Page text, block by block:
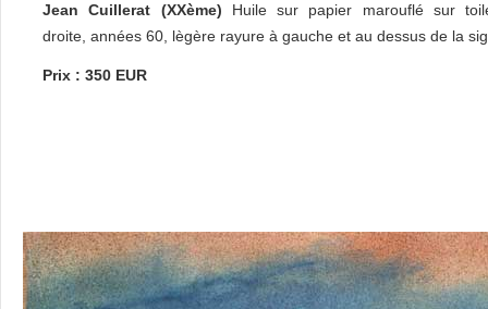
Jean Cuillerat (XXème) Huile sur papier marouflé sur
droite, années 60, lègère rayure à gauche et au dessus de la
Prix : 350 EUR